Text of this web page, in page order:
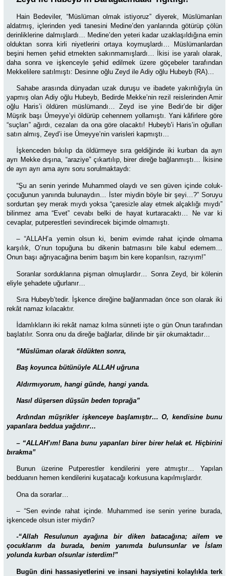
Hain Bedeviler, “Müslüman olmak istiyoruz” diyerek, Müslümanları
aldatmış, içlerinden yedi tanesini Medine’den yanlarında götürüp çölün
derinliklerine dalmışlardı… Medine’den yeteri kadar uzaklaşıldığına emin
olduktan sonra kirli niyetlerini ortaya koymuşlardı… Müslümanlardan
beşini hemen şehid etmekten sakınmamışlardı… İkisi ise yaralı olarak,
daha sonra ve işkenceyle şehid edilmek üzere göçebeler tarafından
Mekkelilere satılmıştı: Desinne oğlu Zeyd ile Adiy oğlu Hubeyb (RA)…
Sahabe arasında dünyadan uzak duruşu ve ibadete yakınlığıyla ün
yapmış olan Adiy oğlu Hubeyb, Bedirde Mekke’nin rezil reislerinden Amir
oğlu Haris’i öldüren müslümandı… Zeyd ise yine Bedir’de bir diğer
Müşrik başı Ümeyye’yi öldürüp cehennem yollamıştı. Yani kâfirlere göre
“suçları” ağırdı, cezaları da ona göre olacaktı! Hubeyb’i Haris’in oğulları
satın almış, Zeyd’i ise Ümeyye’nin varisleri kapmıştı…
İşkenceden bıkılıp da öldürmeye sıra geldiğinde iki kurban da ayrı
ayrı Mekke dışına, “araziye” çıkartılıp, birer direğe bağlanmıştı… İkisine
de ayrı ayrı ama aynı soru sorulmaktaydı:
“Şu an senin yerinde Muhammed olaydı ve sen güven içinde coluk-
çocuğunun yanında bulunaydın… İster miydin böyle bir şeyi…?” Soruyu
sordurtan şey merak mıydı yoksa “çaresizle alay etmek alçaklığı mıydı”
bilinmez ama “Evet” cevabı belki de hayat kurtaracaktı… Ne var ki
cevaplar, putperestleri sevindirecek biçimde olmamıştı.
– “ALLAH’a yemin olsun ki, benim evimde rahat içinde olmama
karşılık, O’nun topuğuna bu dikenin batmasını bile kabul edemem…
Onun başı ağrıyacağına benim başım bin kere koparılsın, razıyım!”
Soranlar sorduklarına pişman olmuşlardır… Sonra Zeyd, bir kölenin
eliyle şehadete uğurlanır…
Sıra Hubeyb’tedir.
İşkence direğine bağlanmadan önce son olarak iki
rekât namaz kılacaktır.
İdamlıkların iki rekât namaz kılma sünneti işte o gün Onun tarafından
başlatılır. Sonra onu da direğe bağlarlar, dilinde bir şiir okumaktadır…
“Müslüman olarak öldükten sonra,
Baş koyunca bütünüyle ALLAH uğruna
Aldırmıyorum, hangi günde, hangi yanda.
Nasıl düşersen düşsün beden toprağa”
Ardından müşrikler işkenceye başlamıştır… O, kendisine bunu
yapanlara beddua yağdırır…
– “ALLAH’ım! Bana bunu yapanları birer birer helak et. Hiçbirini
bırakma”
Bunun üzerine Putperestler kendilerini yere atmıştır… Yapılan
bedduanın hemen kendilerini kuşatacağı korkusuna kapılmışlardır.
Ona da sorarlar…
– “Sen evinde rahat içinde. Muhammed ise senin yerine burada,
işkencede olsun ister miydin?
-“Allah Resulunun ayağına bir diken batacağına; ailem ve
çocuklarım da burada, benim yanımda bulunsunlar ve İslam
yolunda kurban olsunlar isterdim!”
Bugün dini hassasiyetlerini ve insani haysiyetini kolaylıkla terk